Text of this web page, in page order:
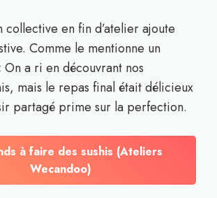
collective en fin d’atelier ajoute
Comme le mentionne un
a ri en découvrant nos
mais le repas final était délicieux
partagé prime sur la perfection.
à faire des sushis (Ateliers
Wecandoo)